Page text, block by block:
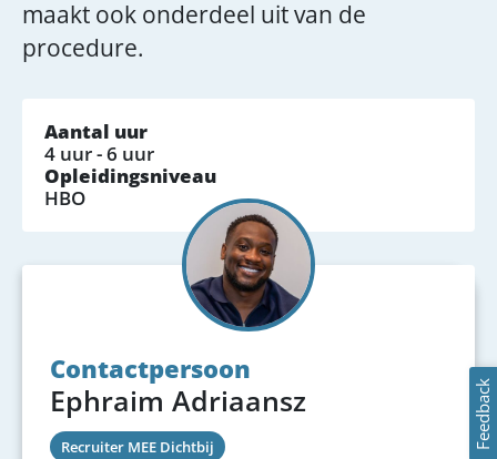
Feedback
maakt ook onderdeel uit van de
procedure.
Aantal uur
4 uur - 6 uur
Opleidingsniveau
HBO
Contactpersoon
Ephraim Adriaansz
Recruiter MEE Dichtbij